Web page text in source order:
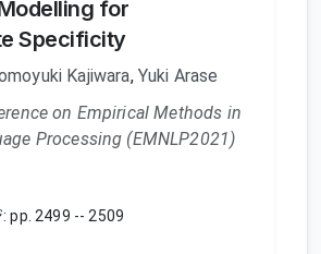
for
Specificity
Kajiwara, Yuki Arase
on Empirical Methods in
Processing (EMNLP2021)
pp. 2499 -- 2509